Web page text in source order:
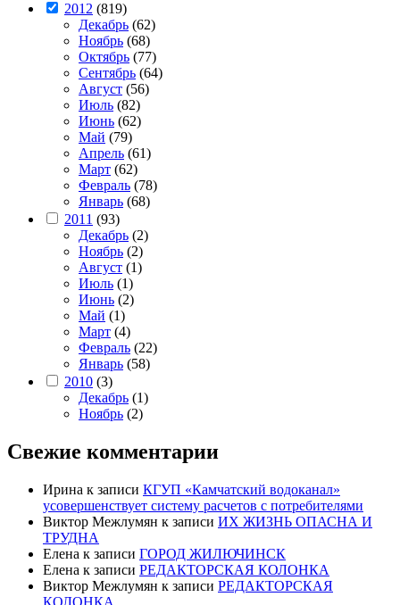
2012 (819)
Декабрь (62)
Ноябрь (68)
Октябрь (77)
Сентябрь (64)
Август (56)
Июль (82)
Июнь (62)
Май (79)
Апрель (61)
Март (62)
Февраль (78)
Январь (68)
2011 (93)
Декабрь (2)
Ноябрь (2)
Август (1)
Июль (1)
Июнь (2)
Май (1)
Март (4)
Февраль (22)
Январь (58)
2010 (3)
Декабрь (1)
Ноябрь (2)
Свежие комментарии
Ирина к записи КГУП «Камчатский водоканал»
усовершенствует систему расчетов с потребителями
Виктор Межлумян к записи ИХ ЖИЗНЬ ОПАСНА И
ТРУДНА
Елена к записи ГОРОД ЖИЛЮЧИНСК
Елена к записи РЕДАКТОРСКАЯ КОЛОНКА
Виктор Межлумян к записи РЕДАКТОРСКАЯ
КОЛОНКА